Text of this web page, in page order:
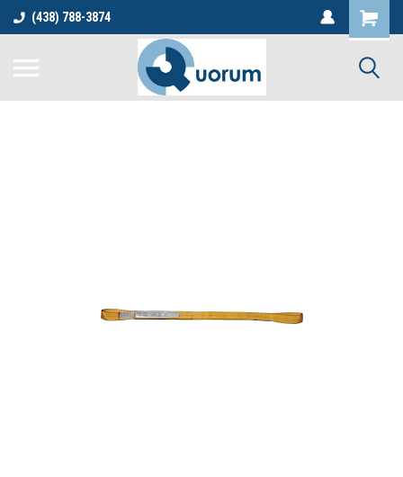
(438) 788-3874